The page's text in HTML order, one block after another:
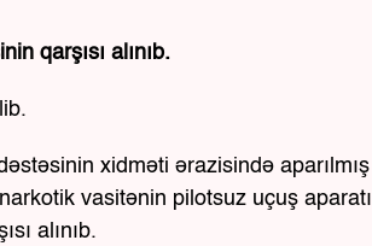
qarşısı alınıb.
xidməti ərazisində aparılmış
vasitənin pilotsuz uçuş aparatı
alınıb.